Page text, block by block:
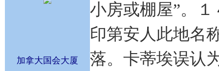
加拿大国会大厦
小房或棚屋”。
印第安人此地名
落。卡蒂埃误认